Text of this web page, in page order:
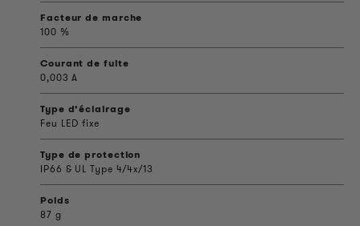
Facteur de marche
100 %
Courant de fuite
0,003 A
Type d’éclairage
Feu LED fixe
Type de protection
IP66 & UL Type 4/4x/13
Poids
87 g